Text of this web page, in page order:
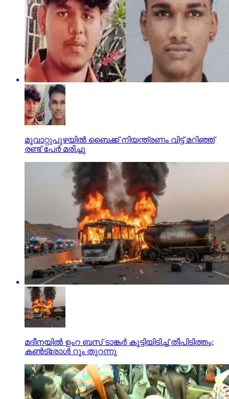
മൂവാറ്റുപുഴയില്‍ ബൈക്ക് നിയന്ത്രണം വിട്ട് മറിഞ്ഞ്
രണ്ട് പേര്‍ മരിച്ചു
മദീനയില്‍ ഉംറ ബസ് ടാങ്കര്‍ കൂട്ടിയിടിച്ച് തീപിടിത്തം;
കണ്‍ട്രോള്‍ റൂം തുറന്നു